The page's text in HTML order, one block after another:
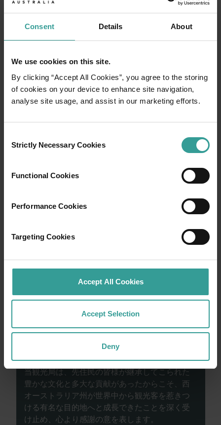
Consent Details About
We use cookies on this site.
By clicking “Accept All Cookies”, you agree to the storing
of cookies on your device to enhance site navigation,
analyse site usage, and assist in our marketing efforts.
Selection
Strictly Necessary Cookies
Functional Cookies
Performance Cookies
Targeting Cookies
Accept All Cookies
Accept Selection
Deny
旅程
る大冒険で、オープンロードならではの魅力
を体験してみませんか。 まずは、オーストラ
リアで最も太陽が降り注ぐ州都で文化ハブと
魅力的な自然スポットや想像力豊かなグルメ
シーンを楽しめる、のんびりとした旅の初め
西オーストラリア州政府観光局は、西オースト
ラリア州で古代から生活を営み、世代を超えて
この地を守り続けてきたアボリジナルピープル
の歴史と、過去および現在の長老たちに敬意を
ジナルピープルの多様性と、太古の昔から大切
に受け継がれてきたカントリー、文化、そして
コミュニティとの不変の絆を尊重いたします。
当観光局は、先住民の皆様が継承してこられた
豊かな文化と多大な貢献があったからこそ、西
オーストラリア州が世界中から観光客を惹きつ
ける有名な目的地へと成長できたことを深く受
け止め、心より感謝の意を表します。